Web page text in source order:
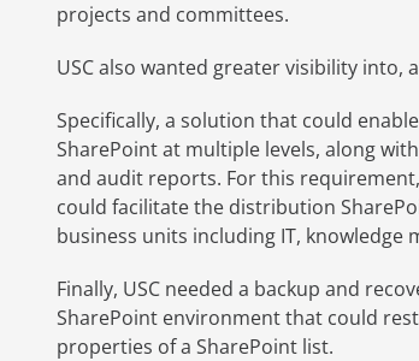
projects and committees.
USC also wanted greater visibility
Specifically, a solution that could
SharePoint at multiple levels, along
and audit reports. For this
could facilitate the distribution
business units including IT, knowledge
Finally, USC needed a backup and
SharePoint environment that could
properties of a SharePoint list.